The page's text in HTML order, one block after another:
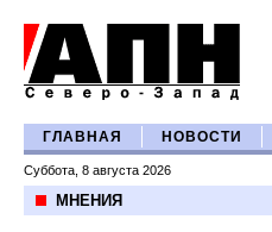
ГЛАВНАЯ НОВОСТИ
Суббота, 8 августа 2026
МНЕНИЯ